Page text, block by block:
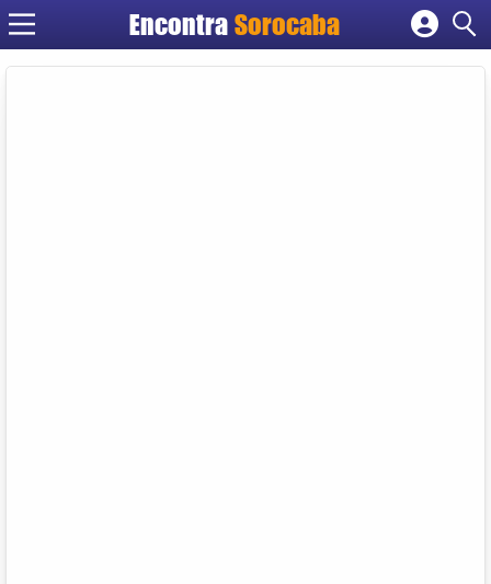
EncontraSorocaba
Cadastrar empresa